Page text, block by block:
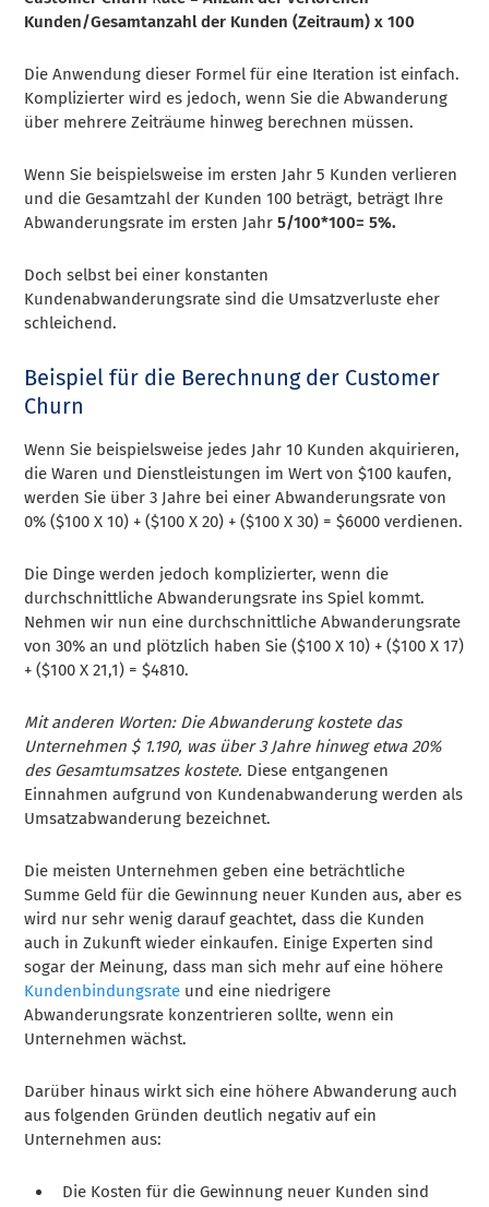
Kunden/Gesamtanzahl der Kunden (Zeitraum) x 100
Die Anwendung dieser Formel für eine Iteration ist einfach.
Komplizierter wird es jedoch, wenn Sie die Abwanderung
über mehrere Zeiträume hinweg berechnen müssen.
Wenn Sie beispielsweise im ersten Jahr 5 Kunden verlieren
und die Gesamtzahl der Kunden 100 beträgt, beträgt Ihre
Abwanderungsrate im ersten Jahr 5/100*100= 5%.
Doch selbst bei einer konstanten
Kundenabwanderungsrate sind die Umsatzverluste eher
schleichend.
Beispiel für die Berechnung der Customer
Churn
Wenn Sie beispielsweise jedes Jahr 10 Kunden akquirieren,
die Waren und Dienstleistungen im Wert von $100 kaufen,
werden Sie über 3 Jahre bei einer Abwanderungsrate von
0% ($100 X 10) + ($100 X 20) + ($100 X 30) = $6000 verdienen.
Die Dinge werden jedoch komplizierter, wenn die
durchschnittliche Abwanderungsrate ins Spiel kommt.
Nehmen wir nun eine durchschnittliche Abwanderungsrate
von 30% an und plötzlich haben Sie ($100 X 10) + ($100 X 17)
+ ($100 X 21,1) = $4810.
Mit anderen Worten: Die Abwanderung kostete das
Unternehmen $ 1.190, was über 3 Jahre hinweg etwa 20%
des Gesamtumsatzes kostete. Diese entgangenen
Einnahmen aufgrund von Kundenabwanderung werden als
Umsatzabwanderung bezeichnet.
Die meisten Unternehmen geben eine beträchtliche
Summe Geld für die Gewinnung neuer Kunden aus, aber es
wird nur sehr wenig darauf geachtet, dass die Kunden
auch in Zukunft wieder einkaufen. Einige Experten sind
sogar der Meinung, dass man sich mehr auf eine höhere
Kundenbindungsrate und eine niedrigere
Abwanderungsrate konzentrieren sollte, wenn ein
Unternehmen wächst.
Darüber hinaus wirkt sich eine höhere Abwanderung auch
aus folgenden Gründen deutlich negativ auf ein
Unternehmen aus:
Die Kosten für die Gewinnung neuer Kunden sind